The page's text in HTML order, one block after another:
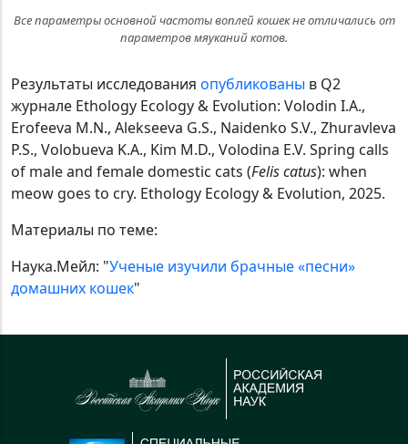
Все параметры основной частоты воплей кошек не отличались от
параметров мяуканий котов.
Результаты исследования опубликованы в Q2
журнале Ethology Ecology & Evolution: Volodin I.A.,
Erofeeva M.N., Alekseeva G.S., Naidenko S.V., Zhuravleva
P.S., Volobueva K.A., Kim M.D., Volodina E.V. Spring calls
of male and female domestic cats (Felis catus): when
meow goes to cry. Ethology Ecology & Evolution, 2025.
Материалы по теме:
Наука.Мейл: "Ученые изучили брачные «песни»
домашних кошек"